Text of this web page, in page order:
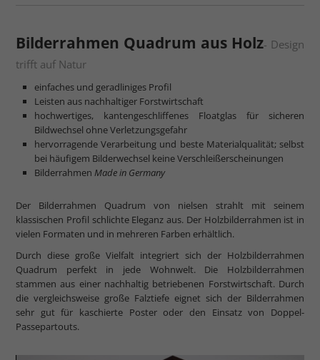
Bilderrahmen Quadrum aus Holz- Design
trifft auf Natur
einfaches und geradliniges Profil
Leisten aus nachhaltiger Forstwirtschaft
hochwertiges, kantengeschliffenes Floatglas für sicheren
Bildwechsel ohne Verletzungsgefahr
hervorragende Verarbeitung und beste Materialqualität; selbst
bei häufigem Bilderwechsel keine Verschleißerscheinungen
Bilderrahmen Made in Germany
Der Bilderrahmen Quadrum von nielsen strahlt mit seinem
klassischen Profil schlichte Eleganz aus. Der Holzbilderrahmen ist in
vielen Formaten und in mehreren Farben erhältlich.
Durch diese große Vielfalt integriert sich der Holzbilderrahmen
Quadrum perfekt in jede Wohnwelt. Die Holzbilderrahmen
stammen aus einer nachhaltig betriebenen Forstwirtschaft. Durch
die vergleichsweise große Falztiefe eignet sich der Bilderrahmen
sehr gut für kaschierte Poster oder den Einsatz von Doppel-
Passepartouts.